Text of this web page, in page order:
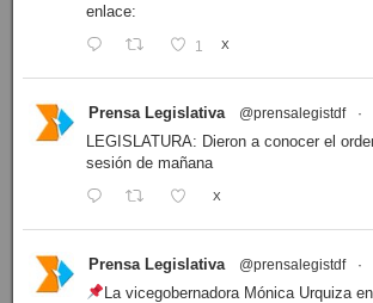
enlace:
1 X
Prensa Legislativa @prensalegistdf ·
LEGISLATURA: Dieron a conocer el
sesión de mañana
X
Prensa Legislativa @prensalegistdf ·
La vicegobernadora Mónica Urquiza